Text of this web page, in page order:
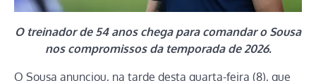
O treinador de 54 anos chega para comandar o Sousa
nos compromissos da temporada de 2026.
O Sousa anunciou, na tarde desta quarta-feira (8), que